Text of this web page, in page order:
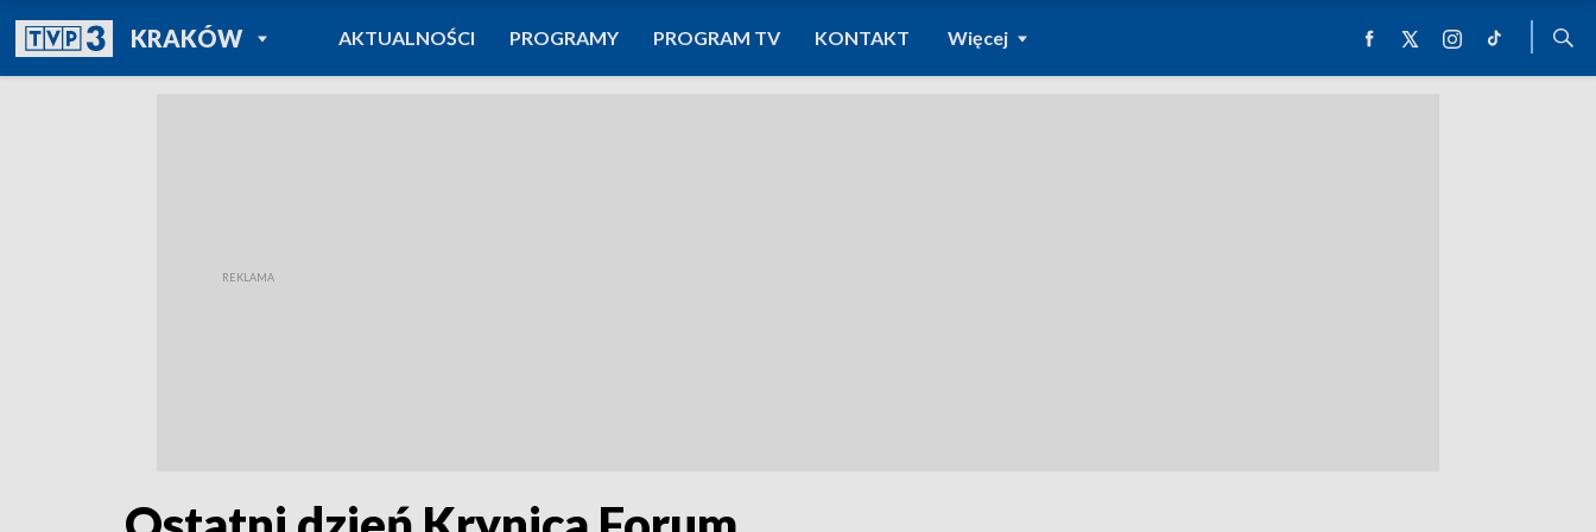
KRAKÓWPOWRÓT DO
TVP REGIONY
AKTUALNOŚCI PROGRAMY PROGRAM TV KONTAKT Więcej